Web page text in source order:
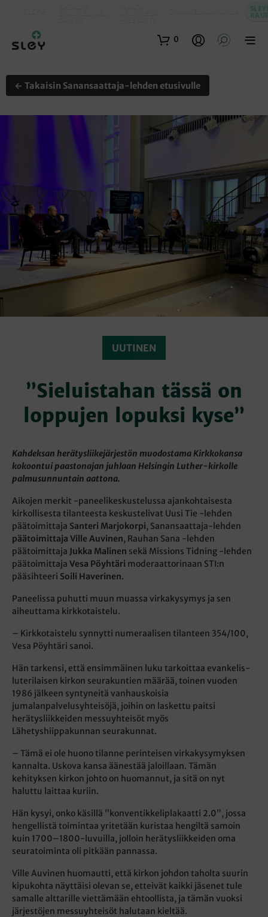
0
← Takaisin Sanansaattaja-lehden etusivulle
UUTINEN
”Sieluistahan tässä on
loppujen lopuksi kyse”
Kahdeksan herätysliikejärjestön muodostama Kirkkokansa
kokoontui paastonajan juhlaan Helsingin Luther-kirkolle
palmusunnuntain aattona.
Aikojen merkit -paneelikeskustelussa ajankohtaisesta
kirkollisesta tilanteesta keskustelivat Uusi Tie -lehden
päätoimittaja Santeri Marjokorpi, Sanansaattaja-lehden
päätoimittaja Ville Auvinen, Rauhan Sana -lehden
päätoimittaja Jukka Malinen sekä Missions Tidning -lehden
päätoimittaja Vesa Pöyhtäri moderaattorinaan STI:n
pääsihteeri Soili Haverinen.
Paneelissa puhutti muun muassa virkakysymys ja sen
aiheuttama kirkkotaistelu.
– Kirkkotaistelu synnytti numeraalisen tilanteen 354/100,
Vesa Pöyhtäri sanoi.
Hän tarkensi, että ensimmäinen luku tarkoittaa evankelis-
luterilaisen kirkon seurakuntien määrää, toinen vuoden
1986 jälkeen syntyneitä vanhauskoisia
jumalanpalvelusyhteisöjä, joihin on laskettu paitsi
herätysliikkeiden messuyhteisöt myös
Lähetyshiippakunnan seurakunnat.
– Tämä ei ole huono tilanne perinteisen virkakysymyksen
kannalta. Uskova kansa äänestää jaloillaan. Tämän
kehityksen kirkon johto on huomannut, ja sitä on nyt
haluttu laittaa kuriin.
Hän kysyi, onko käsillä ”konventikkeliplakaatti 2.0”, jossa
hengellistä toimintaa yritetään kuristaa hengiltä samoin
kuin 1700–1800-luvuilla, jolloin herätysliikkeiden oma
seuratoiminta oli pitkään pannassa.
Ville Auvinen huomautti, että kirkon johdon taholta suurin
kipukohta näyttäisi olevan se, etteivät kaikki jäsenet tule
samalle alttarille viettämään ehtoollista, ja tämän vuoksi
järjestöjen messuyhteisöt halutaan kieltää.